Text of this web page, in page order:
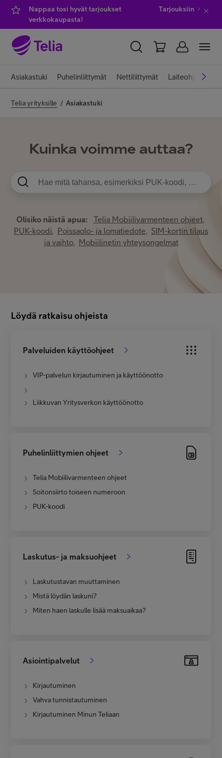
Nappaa tosi hyvät tarjoukset
verkkokaupasta!
Tarjouksiin
YKSITYISILLE YRITYKSILLE WHOLESALE
Minun Telia Yrityksille
Asiakastuki Puhelinliittymät Nettiliittymät Laiteohjeet
Telia yrityksille / Asiakastuki
Kuinka voimme auttaa?
Olisiko näistä apua: Telia Mobiilivarmenteen ohjeet,
PUK-koodi, Poissaolo- ja lomatiedote, SIM-kortin tilaus
ja vaihto, Mobiilinetin yhteysongelmat
Löydä ratkaisu ohjeista
Palveluiden käyttöohjeet
VIP-palvelun kirjautuminen ja käyttöönotto
Liikkuvan Yritysverkon käyttöönotto
Puhelinliittymien ohjeet
Telia Mobiilivarmenteen ohjeet
Soitonsiirto toiseen numeroon
PUK-koodi
Laskutus- ja maksuohjeet
Laskutustavan muuttaminen
Mistä löydän laskuni?
Miten haen laskulle lisää maksuaikaa?
Asiointipalvelut
Kirjautuminen
Vahva tunnistautuminen
Kirjautuminen Minun Teliaan